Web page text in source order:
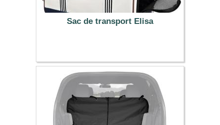
Sac de transport Elisa
29.99 €